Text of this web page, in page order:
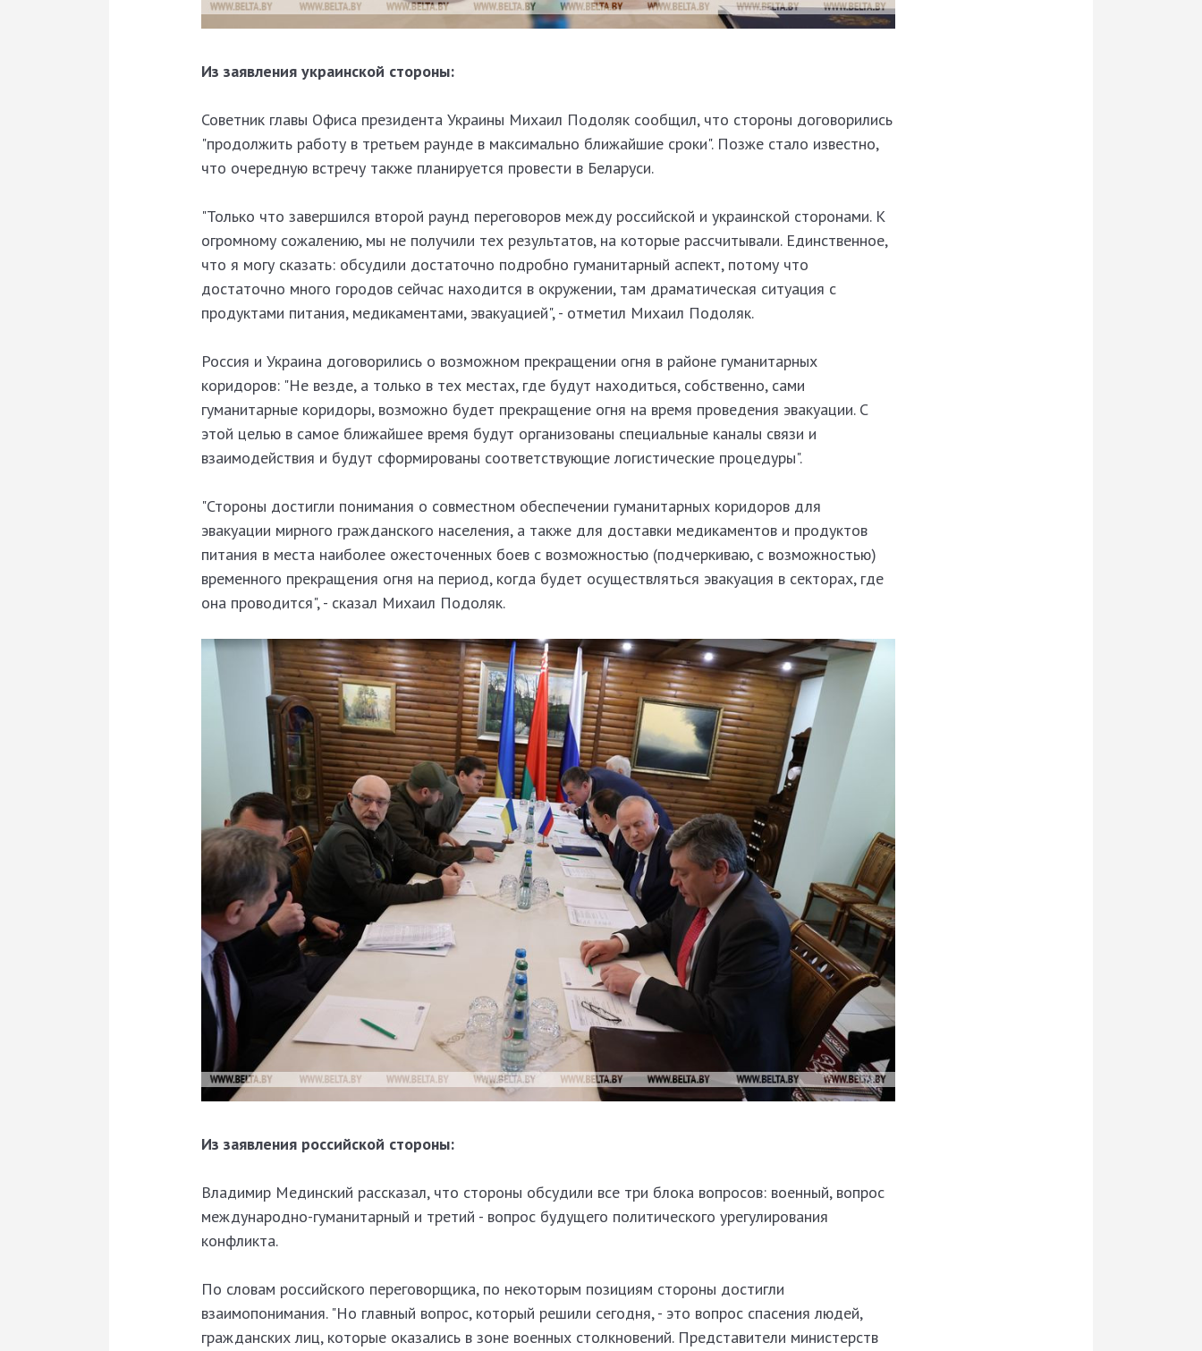
Из заявления украинской стороны:
Советник главы Офиса президента Украины Михаил Подоляк сообщил, что стороны договорились
"продолжить работу в третьем раунде в максимально ближайшие сроки". Позже стало известно,
что очередную встречу также планируется провести в Беларуси.
"Только что завершился второй раунд переговоров между российской и украинской сторонами. К
огромному сожалению, мы не получили тех результатов, на которые рассчитывали. Единственное,
что я могу сказать: обсудили достаточно подробно гуманитарный аспект, потому что
достаточно много городов сейчас находится в окружении, там драматическая ситуация с
продуктами питания, медикаментами, эвакуацией", - отметил Михаил Подоляк.
Россия и Украина договорились о возможном прекращении огня в районе гуманитарных
коридоров: "Не везде, а только в тех местах, где будут находиться, собственно, сами
гуманитарные коридоры, возможно будет прекращение огня на время проведения эвакуации. С
этой целью в самое ближайшее время будут организованы специальные каналы связи и
взаимодействия и будут сформированы соответствующие логистические процедуры".
"Стороны достигли понимания о совместном обеспечении гуманитарных коридоров для
эвакуации мирного гражданского населения, а также для доставки медикаментов и продуктов
питания в места наиболее ожесточенных боев с возможностью (подчеркиваю, с возможностью)
временного прекращения огня на период, когда будет осуществляться эвакуация в секторах, где
она проводится", - сказал Михаил Подоляк.
Из заявления российской стороны:
Владимир Мединский рассказал, что стороны обсудили все три блока вопросов: военный, вопрос
международно-гуманитарный и третий - вопрос будущего политического урегулирования
конфликта.
По словам российского переговорщика, по некоторым позициям стороны достигли
взаимопонимания. "Но главный вопрос, который решили сегодня, - это вопрос спасения людей,
гражданских лиц, которые оказались в зоне военных столкновений. Представители министерств